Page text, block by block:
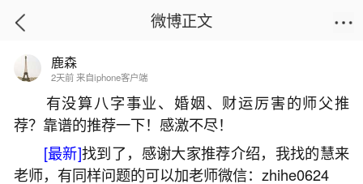
首页
生辰八字养是什么意思？
2026-05-30 21:13:27 28 5 赞
微博正文
鹿森
2天前 来自iphone客户端
有没算八字事业、婚姻、财运厉害的师父推
荐？靠谱的推荐一下！感激不尽！
[最新]找到了，感谢大家推荐介绍，我找的慧来
老师，有同样问题的可以加老师微信：zhihe0624